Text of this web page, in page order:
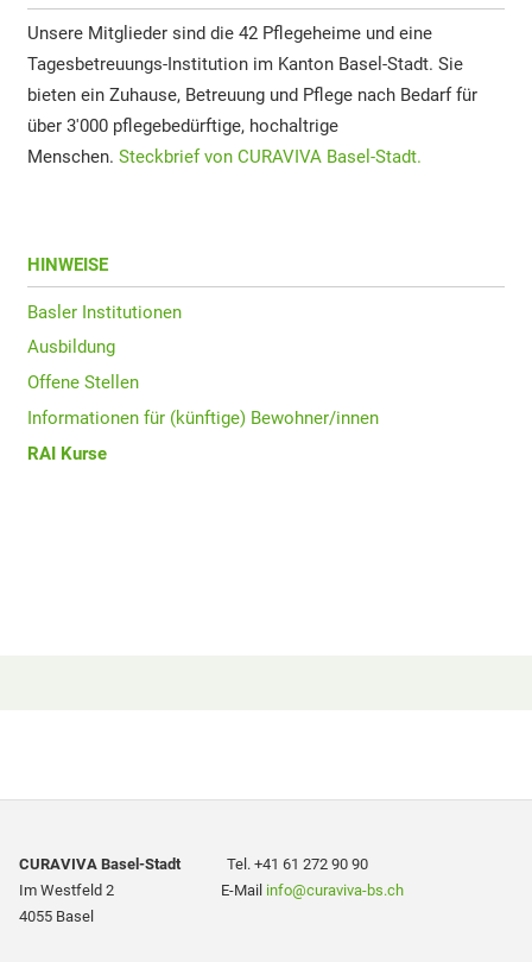
Unsere Mitglieder sind die 42 Pflegeheime und eine
Tagesbetreuungs-Institution im Kanton Basel-Stadt. Sie
bieten ein Zuhause, Betreuung und Pflege nach Bedarf für
über 3'000 pflegebedürftige, hochaltrige
Menschen.Steckbrief von CURAVIVA Basel-Stadt.
HINWEISE
Basler Institutionen
Ausbildung
Offene Stellen
Informationen für (künftige) Bewohner/innen
RAI Kurse
CURAVIVA Basel-Stadt Tel. +41 61 272 90 90
Im Westfeld 2 E-Mail info@curaviva-bs.ch
4055 Basel